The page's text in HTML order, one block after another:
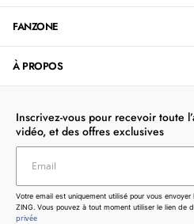
FANZONE
À PROPOS
Inscrivez-vous pour recevoir toute
vidéo, et des offres exclusives
Votre email est
offres
à tout moment
Email
Votre email est uniquement utilisé pour vous
ZING. Vous pouvez à tout moment utiliser le lien de
privée